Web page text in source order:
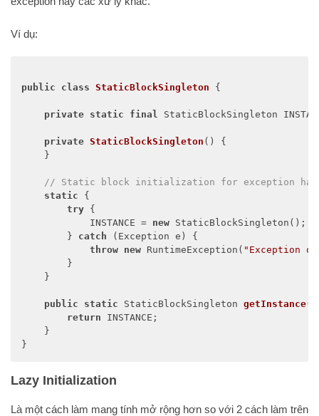
Ví dụ:
public class StaticBlockSingleton {
private static final StaticBlockSingleton
private StaticBlockSingleton ()
{
    }
// Static block initialization for exception
static {
try {
            INSTANCE =
new StaticBlockSingleton();
        }
catch (Exception e) {
throw new RuntimeException( "Exception
        }
    }
public static StaticBlockSingleton getInstance()
return INSTANCE;
    }
}
Lazy Initialization
Là một cách làm mang tính mở rộng hơn so với 2 cách làm trên